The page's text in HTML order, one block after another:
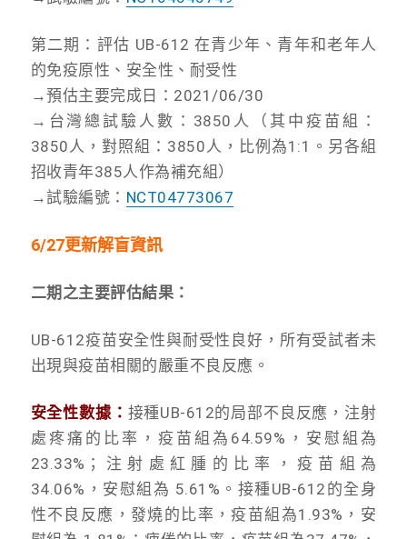
第二期：評估 UB-612 在青少年、青年和老年人
的免疫原性、安全性、耐受性
→預估主要完成日：2021/06/30
→台灣總試驗人數：3850人（其中疫苗組：
3850人，對照組：3850人，比例為1:1。另各組
招收青年385人作為補充組）
→試驗編號： NCT04773067
6/27更新解盲資訊
二期之主要評估結果：
UB-612疫苗安全性與耐受性良好，所有受試者未
出現與疫苗相關的嚴重不良反應。
安全性數據： 接種UB-612的局部不良反應，注射
處疼痛的比率，疫苗組為64.59%，安慰組為
23.33%；注射處紅腫的比率，疫苗組為
34.06%，安慰組為 5.61%。接種UB-612的全身
性不良反應，發燒的比率，疫苗組為1.93%，安